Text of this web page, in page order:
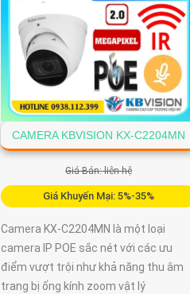
CAMERA KBVISION KX-C2204MN
Giá Bán: liên hệ
Giá Khuyến Mại: 5%-35%
Camera KX-C2204MN là một loại
camera IP POE sắc nét với các ưu
điểm vượt trội như khả năng thu âm
trang bị ống kính zoom vật lý